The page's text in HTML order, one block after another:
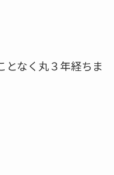
となく丸３年経ちま